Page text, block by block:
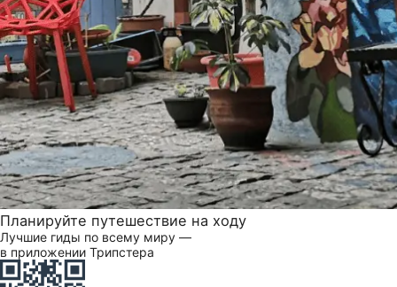
Планируйте путешествие на ходу
Лучшие гиды по всему миру —
в приложении Трипстера